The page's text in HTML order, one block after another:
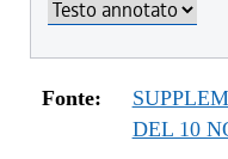
Fonte:
DEL 10